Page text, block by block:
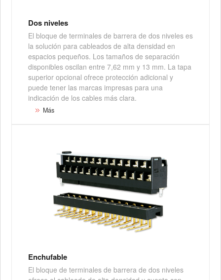
Dos niveles
El bloque de terminales de barrera de dos niveles es
la solución para cableados de alta densidad en
espacios pequeños. Los tamaños de separación
disponibles oscilan entre 7,62 mm y 13 mm. La tapa
superior opcional ofrece protección adicional y
puede tener las marcas impresas para una
indicación de los cables más clara.
Más
Enchufable
El bloque de terminales de barrera de dos niveles